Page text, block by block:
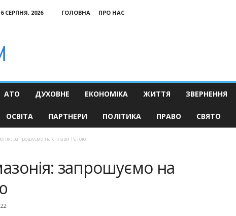
СЕРПНЯ, 2026 ГОЛОВНА
ПРО НАС
АТО ДУХОВНЕ ЕКОНОМІКА ЖИТТЯ ЗВЕРНЕННЯ
ОСВІТА ПАРТНЕРИ ПОЛІТИКА ПРАВО СВЯТО
запрошуємо на сплави Ратою
запрошуємо на